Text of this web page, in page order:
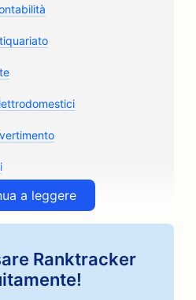
auto
auto
a leggere
Ranktracker